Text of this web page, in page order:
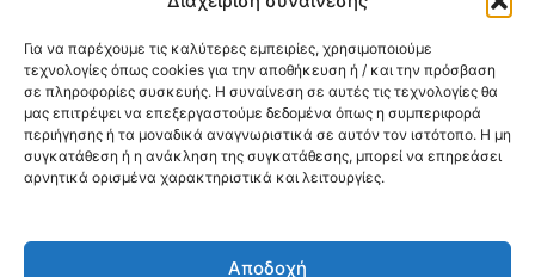
Για να παρέχουμε τις καλύτερες εμπειρίες, χρησιμοποιούμε
τεχνολογίες όπως cookies για την αποθήκευση ή / και την πρόσβαση
σε πληροφορίες συσκευής. Η συναίνεση σε αυτές τις τεχνολογίες θα
μας επιτρέψει να επεξεργαστούμε δεδομένα όπως η συμπεριφορά
περιήγησης ή τα μοναδικά αναγνωριστικά σε αυτόν τον ιστότοπο. Η μη
συγκατάθεση ή η ανάκληση της συγκατάθεσης, μπορεί να επηρεάσει
αρνητικά ορισμένα χαρακτηριστικά και λειτουργίες.
Αποδοχή
Σεμινάρια - Συνέδρια